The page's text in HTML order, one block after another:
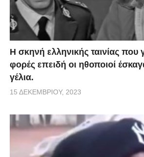
H σκηνή ελληνικής ταινίας που
φορές επειδή οι ηθοποιοί
γέλια.
15 ΔΕΚΕΜΒΡΊΟΥ, 2023